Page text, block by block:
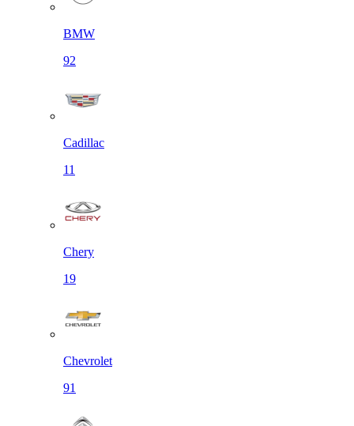
BMW
92
Cadillac
11
Chery
19
Chevrolet
91